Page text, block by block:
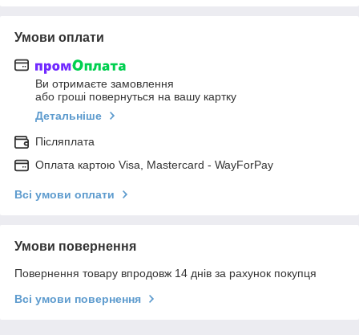
Умови оплати
Ви отримаєте замовлення
або гроші повернуться на вашу картку
Детальніше
Післяплата
Оплата картою Visa, Mastercard - WayForPay
Всі умови оплати
Умови повернення
Повернення товару впродовж 14 днів за рахунок покупця
Всі умови повернення